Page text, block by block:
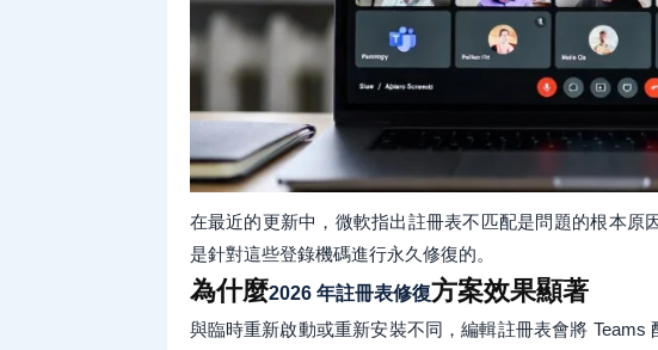
在最近的更新中，微軟指出註冊表不匹配是問題的根本原
是針對這些登錄機碼進行永久修復的。
為什麼2026 年註冊表修復方案效果顯著
與臨時重新啟動或重新安裝不同，編輯註冊表會將 Teams